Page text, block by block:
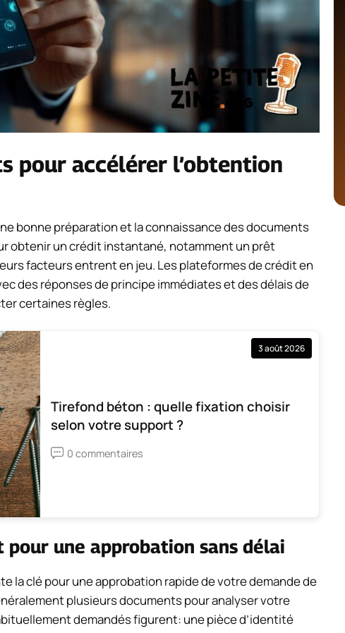
pour accélérer l’obtention
bonne préparation et la connaissance des documents
obtenir un crédit instantané, notamment un prêt
facteurs entrent en jeu. Les plateformes de crédit en
des réponses de principe immédiates et des délais de
certaines règles.
3 août 2026
Tirefond béton : quelle fixation choisir
selon votre support ?
0 commentaires
une approbation sans délai
la clé pour une approbation rapide de votre demande de
plusieurs documents pour analyser votre
demandés figurent: une pièce d’identité